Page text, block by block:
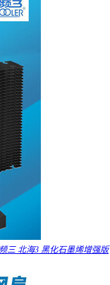
三 北海3 黑化石墨烯增强版